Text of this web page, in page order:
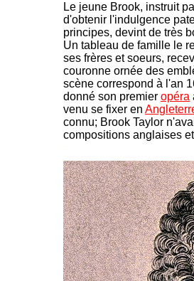
Le jeune Brook, instruit
d'obtenir l'indulgence
principes, devint de très
Un tableau de famille le
ses frères et soeurs,
couronne ornée des
scène correspond à l'an
donné son premier opéra
venu se fixer en
connu; Brook Taylor
compositions anglaises
-